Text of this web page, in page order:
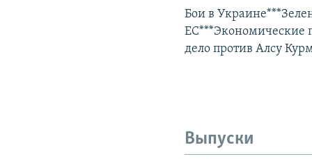
Бои в
ЕС***Экономические
дело против Алсу
Выпуски